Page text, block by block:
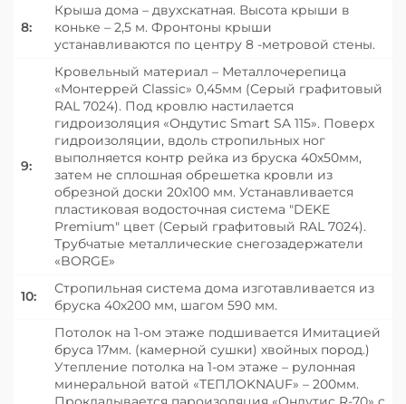
8:
Крыша дома – двухскатная. Высота крыши в
коньке – 2,5 м. Фронтоны крыши
устанавливаются по центру 8 -метровой стены.
9:
Кровельный материал – Металлочерепица
«Монтеррей Classic» 0,45мм (Серый графитовый
RAL 7024). Под кровлю настилается
гидроизоляция «Ондутис Smart SA 115». Поверх
гидроизоляции, вдоль стропильных ног
выполняется контр рейка из бруска 40х50мм,
затем не сплошная обрешетка кровли из
обрезной доски 20х100 мм. Устанавливается
пластиковая водосточная система "DEKE
Premium" цвет (Серый графитовый RAL 7024).
Трубчатые металлические снегозадержатели
«BORGE»
10:
Стропильная система дома изготавливается из
бруска 40х200 мм, шагом 590 мм.
Потолок на 1-ом этаже подшивается Имитацией
бруса 17мм. (камерной сушки) хвойных пород.)
Утепление потолка на 1-ом этаже – рулонная
минеральной ватой «ТЕПЛОKNAUF» – 200мм.